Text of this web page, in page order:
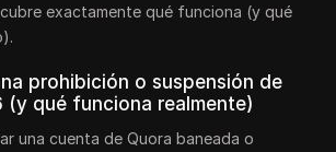
exactamente qué funciona (y qué
prohibición o suspensión de
(y qué funciona realmente)
una cuenta de Quora baneada o